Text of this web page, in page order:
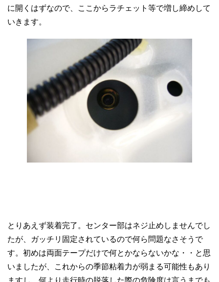
に開くはずなので、ここからラチェット等で増し締めして
いきます。
とりあえず装着完了。センター部はネジ止めしませんでし
たが、ガッチリ固定されているので何ら問題なさそうで
す。初めは両面テープだけで何とかならないかな・・と思
いましたが、これからの季節粘着力が弱まる可能性もあり